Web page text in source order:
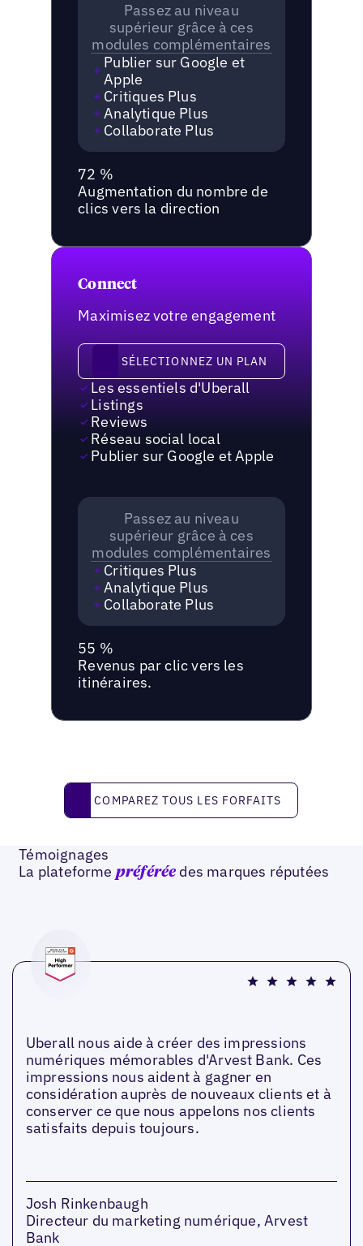
Passez au niveau
supérieur grâce à ces
modules complémentaires
Publier sur Google et
Apple
Critiques Plus
Analytique Plus
Collaborate Plus
72 %
Augmentation du nombre de
clics vers la direction
Connect
Maximisez votre engagement
Sélectionnez un plan
SÉLECTIONNEZ UN PLAN
Les essentiels d'Uberall
Listings
Reviews
Réseau social local
Publier sur Google et Apple
Passez au niveau
supérieur grâce à ces
modules complémentaires
Critiques Plus
Analytique Plus
Collaborate Plus
55 %
Revenus par clic vers les
itinéraires.
Comparez tous les forfaits
COMPAREZ TOUS LES FORFAITS
Témoignages
La plateforme préférée des marques réputées
Uberall nous aide à créer des impressions
numériques mémorables d'Arvest Bank. Ces
impressions nous aident à gagner en
considération auprès de nouveaux clients et à
conserver ce que nous appelons nos clients
satisfaits depuis toujours.
Josh Rinkenbaugh
Directeur du marketing numérique, Arvest
Bank